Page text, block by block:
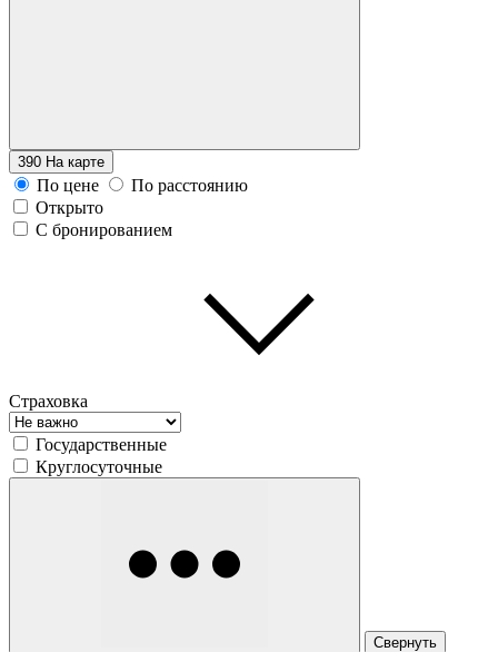
390 На карте
По цене
По расстоянию
Открыто
С бронированием
Страховка
Государственные
Круглосуточные
Свернуть